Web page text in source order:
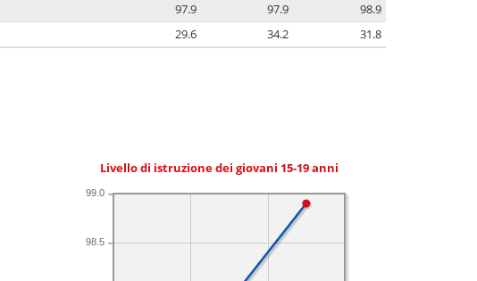
97.9 97.9
98.9
29.6 34.2 31.8
Livello di istruzione dei giovani 15-19 anni
98.5
99.0